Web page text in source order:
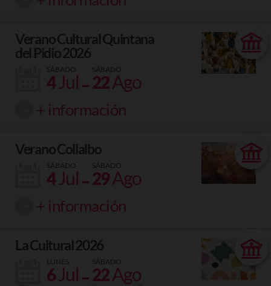
Verano Cultural Quintana
del Pidio 2026
SÁBADO
4Jul- SÁBADO
22Ago
+ información
Verano Collalbo
SÁBADO
4Jul- SÁBADO
29Ago
+ información
La Cultural 2026
LUNES
6Jul- SÁBADO
22Ago